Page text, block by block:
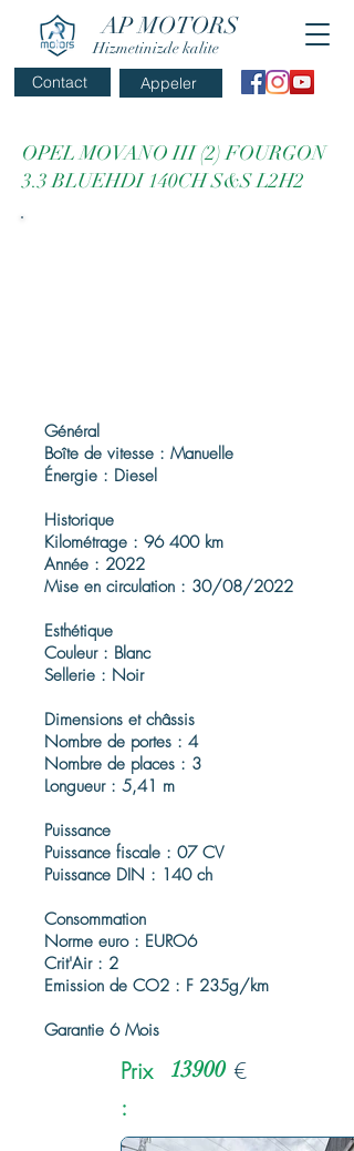
AP MOTORS
Hizmetinizde kalite
Appeler
Contact
OPEL MOVANO III (2) FOURGON
3.3 BLUEHDI 140CH S&S L2H2
Général
Boîte de vitesse : Manuelle
Énergie : Diesel
Historique
Kilométrage : 96 400 km
Année : 2022
Mise en circulation : 30/08/2022
Esthétique
Couleur : Blanc
Sellerie : Noir
Dimensions et châssis
Nombre de portes : 4
Nombre de places : 3
Longueur : 5,41 m
Puissance
Puissance fiscale : 07 CV
Puissance DIN : 140 ch
Consommation
Norme euro : EURO6
Crit'Air : 2
Emission de CO2 : F 235g/km
Garantie 6 Mois
Prix
:
13900 €